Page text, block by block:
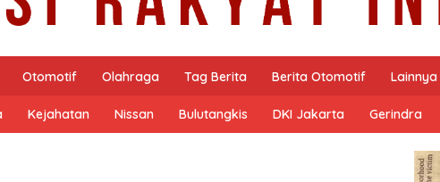
Otomotif Olahraga Tag Berita Berita Otomotif Lainnya
Kejahatan Nissan Bulutangkis DKI Jakarta Gerindra